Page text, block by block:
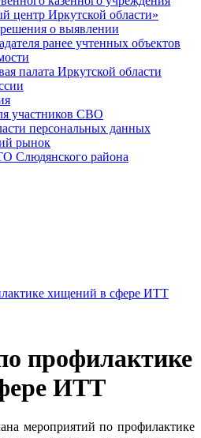
центр Иркутской области»
о выявлении
ранее учтенных объектов
палата Иркутской области
участников СВО
персональных данных
рынок
Слюдянского района
хищений в сфере ИТТ
профилактике
ИТТ
мероприятий по профилактике